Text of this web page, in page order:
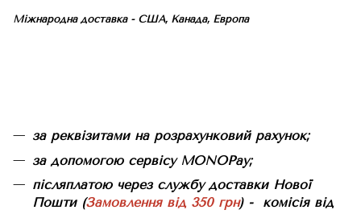
Міжнародна доставка - США, Канада, Европа
за реквізитами на розрахунковий рахунок;
за допомогою сервісу MONOPay;
післяплатою через службу доставки Нової
Пошти (Замовлення від 350 грн) - комісія від